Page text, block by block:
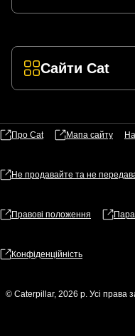
Сайти Cat
Про Cat Мапа сайту
Не продавайте та не
Правові положення
Конфіденційність
© Caterpillar, 2026 р. Усі права